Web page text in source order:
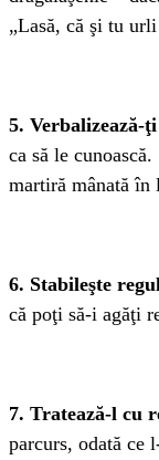
„Lasă, că şi tu
5. Verbalizează-
ca să le
martiră mânată în
6. Stabileşte
că poţi să-i agăţi
7. Tratează-l cu
parcurs, odată ce